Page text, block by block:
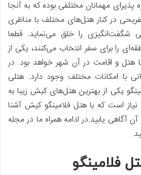
پذیرای مهمانان مختلفی بوده که به آنجا
در کنار هتل‌های مختلف با مناظری
شگفت‌انگیزی را خلق می‌نماید. قطعا
را برای سفر انتخاب می‌کنند، یکی از
هتل و اقامت در آن شهر خواهد بود. در
با امکانات مختلف وجود دارد. هتلی
یکی از بهترین هتل‌های کیش زیبا به
است که با هتل فلامینگو کیش آشنا
آگاهی یابید.در ادامه همراه ما در مجله
فلامینگو